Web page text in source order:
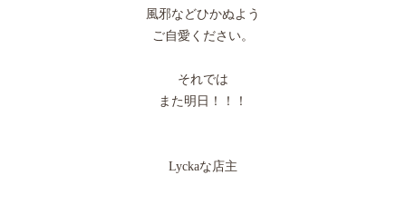
風邪などひかぬよう
ご自愛ください。
それでは
また明日！！！
Lyckaな店主